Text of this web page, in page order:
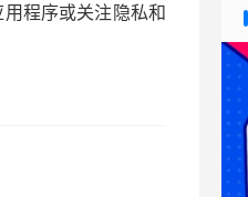
程序或关注隐私和